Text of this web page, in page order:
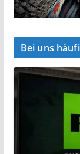
Bei uns